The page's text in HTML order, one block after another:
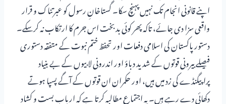
اپنے قانونی انجام تک نہیں پہنچ سکا۔ گستاخانِ رسول کو عبرتناک و قرار
واقعی سزا دی جائے، تاکہ پھر کوئی بدبخت اس جرم کا ارتکاب نہ کرسکے۔
دستور پاکستان کی اسلامی دفعات اور تحفظ ختم نبوت کے متفقہ دستوری
فیصلے بیرونی قوتوں کے شدید دباؤ اور اندرونی لابیوں کے بے بنیاد
پراپیگنڈے کی زد میں ہیں، اور حکمران ان قوتوں کے آگے پسپا ہوتے
دکھائی دے رہے ہیں۔ یہ اجتماع مطالبہ کرتا ہے کہ اربابِ بست و کشاد